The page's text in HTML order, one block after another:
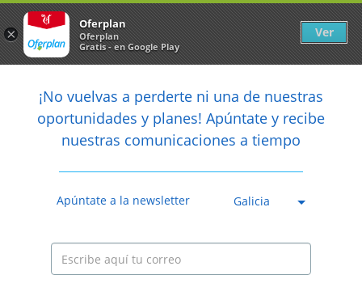

Caducada
Anterior
arrow_back Newsletter
¡No vuelvas a perderte ni una de nuestras
oportunidades y planes! Apúntate y recibe
nuestras comunicaciones a tiempo
Apúntate a la newsletter Galicia
×
Oferplan
Oferplan
Gratis - en Google Play
Ver